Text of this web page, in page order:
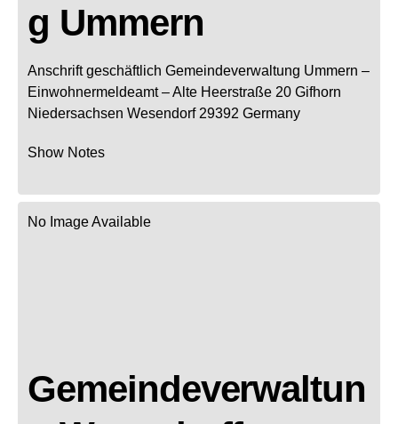
g Ummern
Anschrift geschäftlich Gemeindeverwaltung Ummern –
Einwohnermeldeamt –Alte Heerstraße 20 Gifhorn
Niedersachsen Wesendorf 29392 Germany
Show Notes
No Image Available
Gemeindeverwaltun